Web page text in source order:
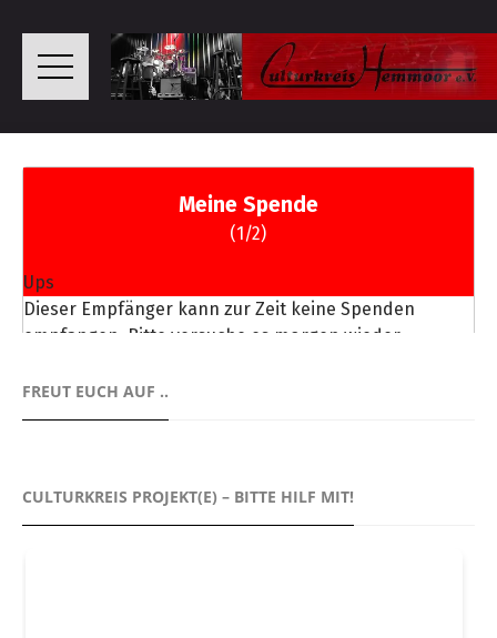
FREUT EUCH AUF ..
CULTURKREIS PROJEKT(E) – BITTE HILF MIT!